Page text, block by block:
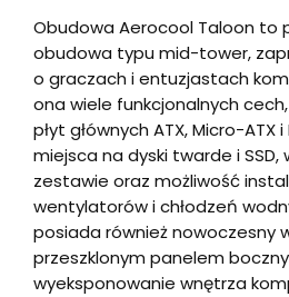
Obudowa Aerocool Taloon to
obudowa typu mid-tower,
o graczach i entuzjastach
ona wiele funkcjonalnych
płyt głównych ATX, Micro-ATX
miejsca na dyski twarde i
zestawie oraz możliwość
wentylatorów i chłodzeń
posiada również nowoczesny
przeszklonym panelem
wyeksponowanie wnętrza